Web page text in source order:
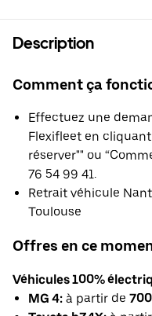
Description
Comment ça
Effectuez une
Flexifleet en
réserver"" ou
76 54 99 41.
Retrait véhicule
Toulouse
Offres en ce
Véhicules 100%
MG 4: à partir de